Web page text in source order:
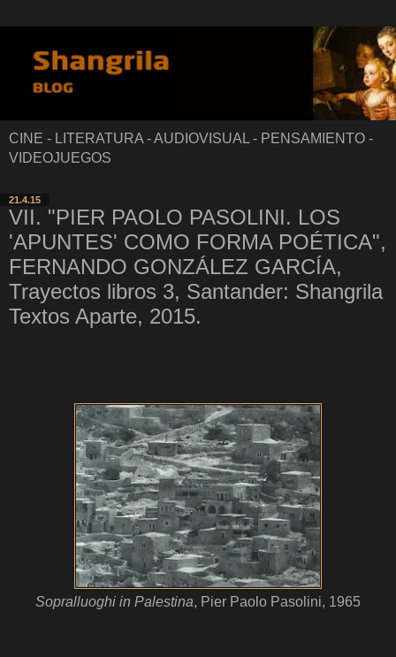
CINE - LITERATURA - AUDIOVISUAL - PENSAMIENTO -
VIDEOJUEGOS
21.4.15
VII. "PIER PAOLO PASOLINI. LOS
'APUNTES' COMO FORMA POÉTICA",
FERNANDO GONZÁLEZ GARCÍA,
Trayectos libros 3, Santander: Shangrila
Textos Aparte, 2015.
Sopralluoghi in Palestina, Pier Paolo Pasolini, 1965